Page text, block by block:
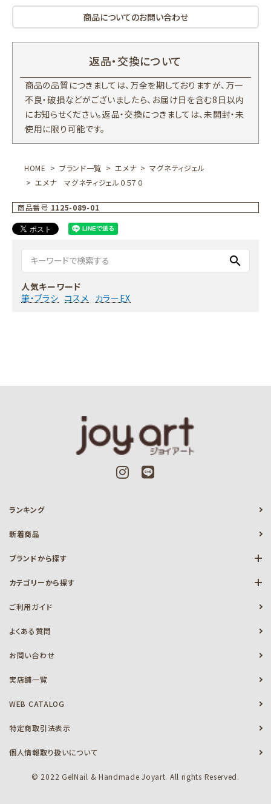
商品についてのお問い合わせ
返品・交換について
商品の品質につきましては、万全を期しておりますが、万一
不良・破損などがございましたら、お届け日を含む8日以内
にお知らせください。返品・交換につきましては、未開封・未
使用に限り可能です。
HOME ブランド一覧 エメナ
マグネティジェル
エメナ マグネティジェル０５７０
商品番号 1125-089-01
search
人気キーワード
筆・ブラシ コスメ カラーEX
ランキング
新着商品
ブランドから探す
カテゴリーから探す
ご利用ガイド
よくある質問
お問い合わせ
実店舗一覧
WEB CATALOG
特定商取引法表示
個人情報取り扱いについて
© 2022 GelNail & Handmade Joyart. All rights Reserved.